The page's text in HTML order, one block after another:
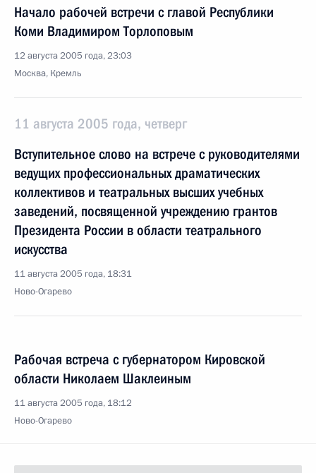
Начало рабочей встречи с главой Республики
Коми Владимиром Торлоповым
12 августа 2005 года, 23:03
Москва, Кремль
11 августа 2005 года, четверг
Вступительное слово на встрече с руководителями
ведущих профессиональных драматических
коллективов и театральных высших учебных
заведений, посвященной учреждению грантов
Президента России в области театрального
искусства
11 августа 2005 года, 18:31
Ново-Огарево
Рабочая встреча с губернатором Кировской
области Николаем Шаклеиным
11 августа 2005 года, 18:12
Ново-Огарево